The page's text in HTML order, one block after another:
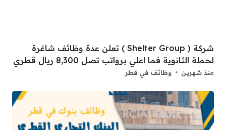
شركة ( Shelter Group ) تعلن عدة وظائف شاغرة
لحملة الثانوية فما اعلي برواتب تصل 8,300 ريال قطري
منذ شهرين وظائف في قطر